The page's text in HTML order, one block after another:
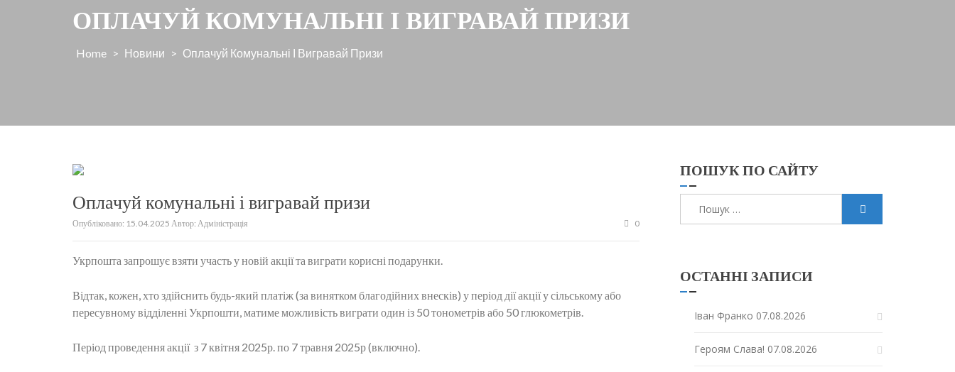
ОПЛАЧУЙ КОМУНАЛЬНІ І ВИГРАВАЙ ПРИЗИ
Home > Новини > Оплачуй Комунальні І Вигравай Призи
Оплачуй комунальні і вигравай призи
Опубліковано: 15.04.2025 Автор: Адміністрація 0
Укрпошта запрошує взяти участь у новій акції та виграти корисні подарунки.
Відтак, кожен, хто здійснить будь-який платіж (за винятком благодійних внесків) у період дії акції у сільському або
пересувному відділенні Укрпошти, матиме можливість виграти один із 50 тонометрів або 50 глюкометрів.
Період проведення акції з 7 квітня 2025р. по 7 травня 2025р (включно).
ПОШУК ПО САЙТУ
ОСТАННІ ЗАПИСИ
Іван Франко 07.08.2026
Героям Слава! 07.08.2026